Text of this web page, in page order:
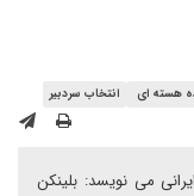
هسته ای انتخاب سردبیر
می نویسد: بلینکن